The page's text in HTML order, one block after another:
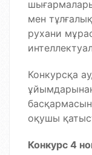
мен
рухани
Конкурсқа
оқушы
Конкурс 4